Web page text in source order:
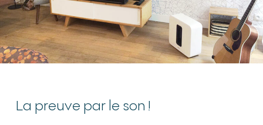
La preuve par le son !